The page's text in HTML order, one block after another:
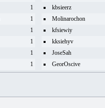
1
kbsieerz
1
Molinarochon
1
kfsiewiy
1
kksiehyv
1
JoseSah
1 GeorOscive